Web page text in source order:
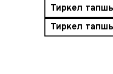
Тиркелү
Тиркелү